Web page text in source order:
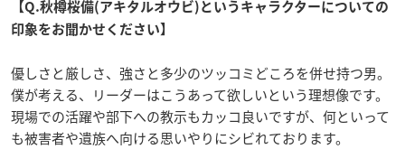
【Q.秋樽桜備(アキタルオウビ)というキャラクターについての
印象をお聞かせください】
優しさと厳しさ、強さと多少のツッコミどころを併せ持つ男。
僕が考える、リーダーはこうあって欲しいという理想像です。
現場での活躍や部下への教示もカッコ良いですが、何といって
も被害者や遺族へ向ける思いやりにシビれております。